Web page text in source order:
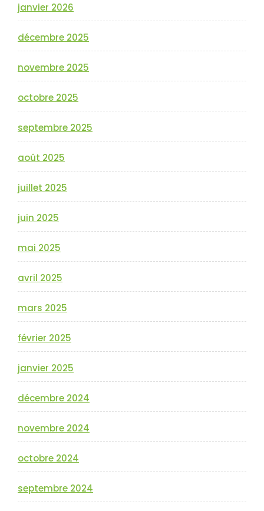
janvier 2026
décembre 2025
novembre 2025
octobre 2025
septembre 2025
août 2025
juillet 2025
juin 2025
mai 2025
avril 2025
mars 2025
février 2025
janvier 2025
décembre 2024
novembre 2024
octobre 2024
septembre 2024